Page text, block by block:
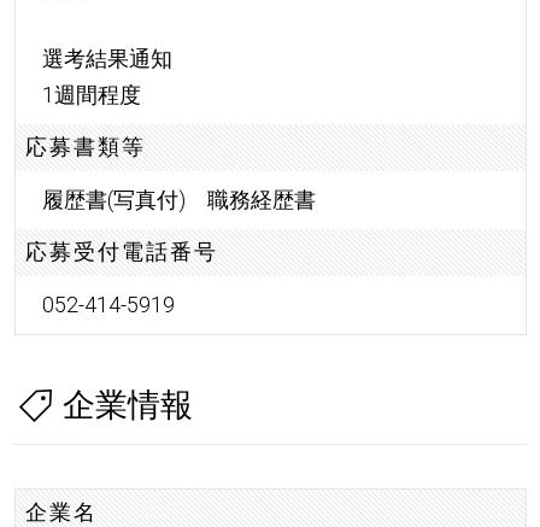
選考結果通知
1週間程度
応募書類等
履歴書(写真付) 職務経歴書
応募受付電話番号
052-414-5919
企業情報
企業名